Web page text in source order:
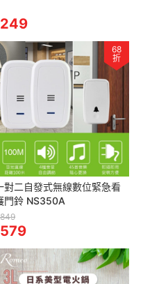
249
68
折
對二自發式無線數位緊急看
門鈴 NS350A
579